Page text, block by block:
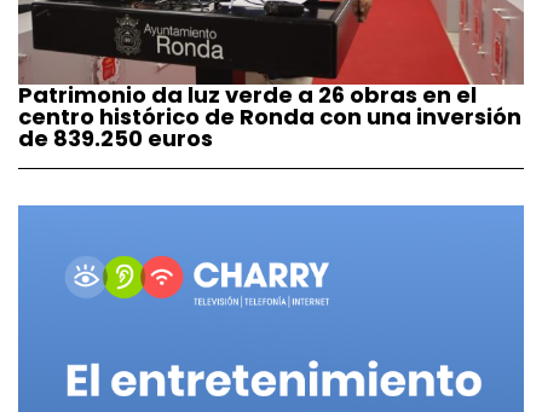
Patrimonio da luz verde a 26 obras en el
centro histórico de Ronda con una inversión
de 839.250 euros